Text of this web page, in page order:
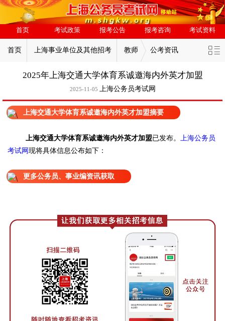
首页 考试政策 报考公告 报考咨询 考试资料
首页 上海事业单位及其他招考 教师 公考资讯
2025年上海交通大学体育系诚邀海内外英才加盟
2025-11-05 上海公务员考试网
上海交通大学体育系诚邀海内外英才加盟摘要
上海交通大学体育系诚邀海内外英才加盟已发布。
上海公务员
考试网 现将具体信息公布如下：
更多公务员、事业编资讯获取